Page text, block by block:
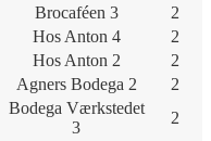
Brocaféen 3
2
Hos Anton 4
2
Hos Anton 2
2
Agners Bodega 2
2
Bodega Værkstedet
3
2